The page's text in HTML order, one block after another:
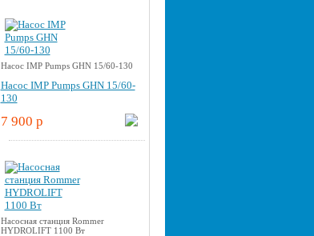
Насос IMP Pumps GHN 15/60-130
Насос IMP Pumps GHN 15/60-
130
7 900 p
Насосная станция Rommer
HYDROLIFT 1100 Вт